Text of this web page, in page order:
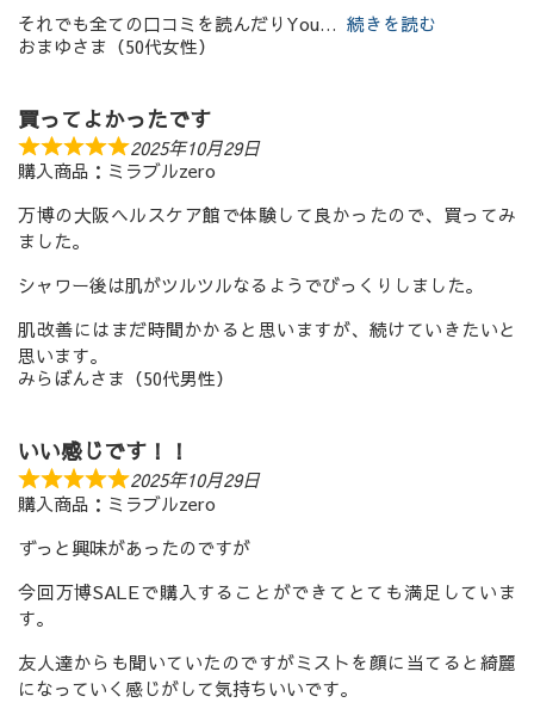
それでも全ての口コミを読んだりYou
続きを読む
おまゆさま（50代女性）
買ってよかったです
2025年10月29日
購入商品：ミラブルzero
万博の大阪ヘルスケア館で体験して良かったので、買ってみ
ました。
シャワー後は肌がツルツルなるようでびっくりしました。
肌改善にはまだ時間かかると思いますが、続けていきたいと
思います。
みらぼんさま（50代男性）
いい感じです！！
2025年10月29日
購入商品：ミラブルzero
ずっと興味があったのですが
今回万博SALEで購入することができてとても満足していま
す。
友人達からも聞いていたのですがミストを顔に当てると綺麗
になっていく感じがして気持ちいいです。